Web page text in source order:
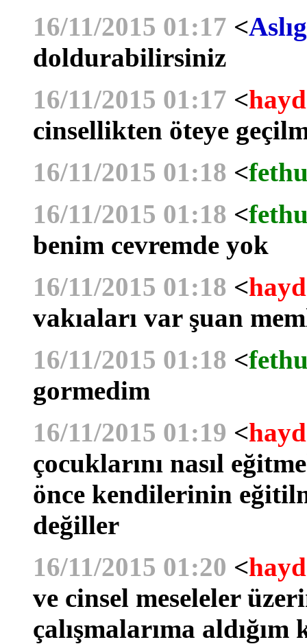
16/11/2015 01:17 <
doldurabilirsiniz
16/11/2015 01:17 <
cinsellikten öteye
16/11/2015 01:18 <
16/11/2015 01:18 <
benim cevremde yok
16/11/2015 01:18 <
vakıaları var şuan
16/11/2015 01:18 <
gormedim
16/11/2015 01:19 <
çocuklarını nasıl
önce kendilerinin
değiller
16/11/2015 01:20 <
ve cinsel meseleler
çalışmalarıma